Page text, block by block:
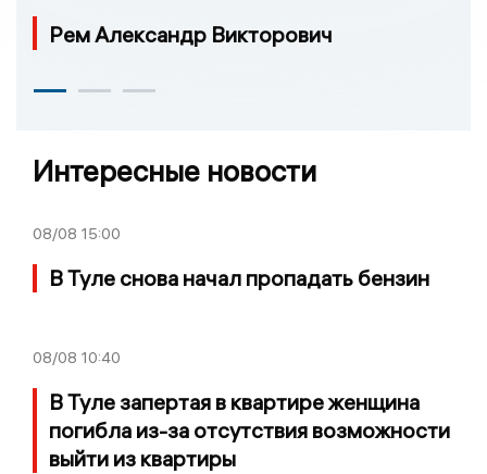
Рем Александр Викторович
Интересные новости
08/08 15:00
В Туле снова начал пропадать бензин
08/08 10:40
В Туле запертая в квартире женщина
погибла из-за отсутствия возможности
выйти из квартиры